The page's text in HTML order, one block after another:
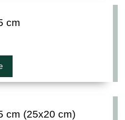
cm
cm (25x20 cm)